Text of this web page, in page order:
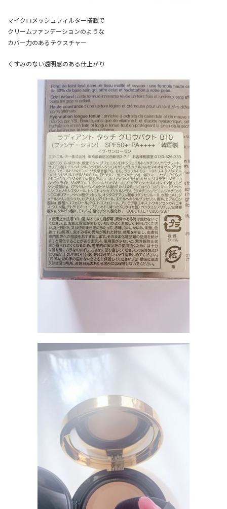
マイクロメッシュフィルター搭載で
クリームファンデーションのような
カバー力のあるテクスチャー
くすみのない透明感のある仕上がり